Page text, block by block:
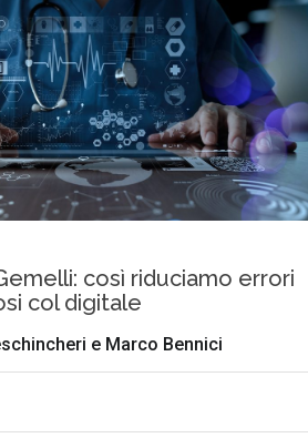
così riduciamo errori
col digitale
e Marco Bennici